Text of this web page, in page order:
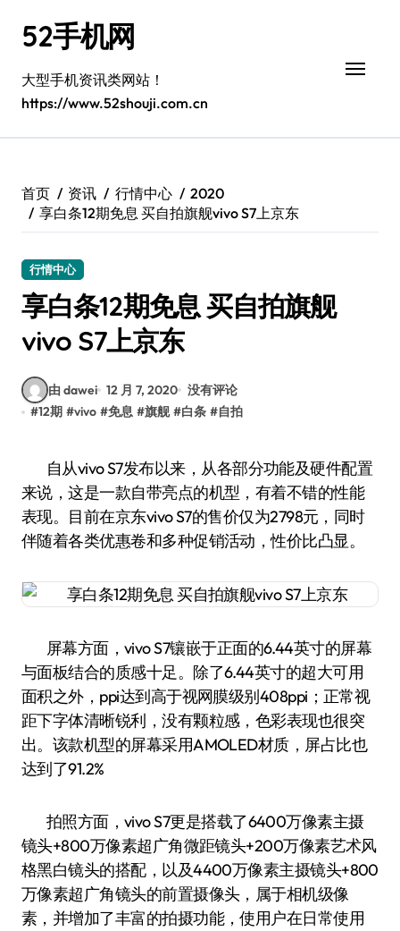
52手机网
大型手机资讯类网站！
https://www.52shouji.com.cn
首页 资讯 行情中心
2020
享白条12期免息 买自拍旗舰vivo S7上京东
行情中心
享白条12期免息 买自拍旗舰
vivo S7上京东
由 dawei 12 月 7, 2020 没有评论
#12期 #vivo #免息 #旗舰 #白条 #自拍
自从vivo S7发布以来，从各部分功能及硬件配置
来说，这是一款自带亮点的机型，有着不错的性能
表现。目前在京东vivo S7的售价仅为2798元，同时
伴随着各类优惠卷和多种促销活动，性价比凸显。
屏幕方面，vivo S7镶嵌于正面的6.44英寸的屏幕
与面板结合的质感十足。除了6.44英寸的超大可用
面积之外，ppi达到高于视网膜级别408ppi；正常视
距下字体清晰锐利，没有颗粒感，色彩表现也很突
出。该款机型的屏幕采用AMOLED材质，屏占比也
达到了91.2%
拍照方面，vivo S7更是搭载了6400万像素主摄
镜头+800万像素超广角微距镜头+200万像素艺术风
格黑白镜头的搭配，以及4400万像素主摄镜头+800
万像素超广角镜头的前置摄像头，属于相机级像
素，并增加了丰富的拍摄功能，使用户在日常使用